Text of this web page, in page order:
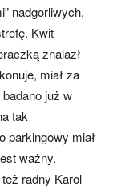
nadgorliwych,
Kwit
znalazł
miał za
już w
tak
parkingowy miał
ważny.
radny Karol